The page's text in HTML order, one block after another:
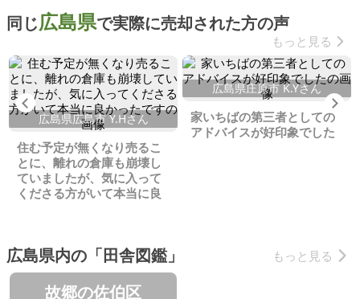
同じ広島県で実際に売却された方の声
もっと見る
Previous
広島県広島市 Y.Hさん
住む予定が無くなり売るこ
とに、離れの倉庫も崩壊し
ていましたが、気に入って
くださる方がいて本当に良
広島県庄原市 K.Yさん
家いちばの第三者としての
アドバイスが好印象でした
広島県内の「田舎図鑑」 もっと見る
故郷の佐伯区